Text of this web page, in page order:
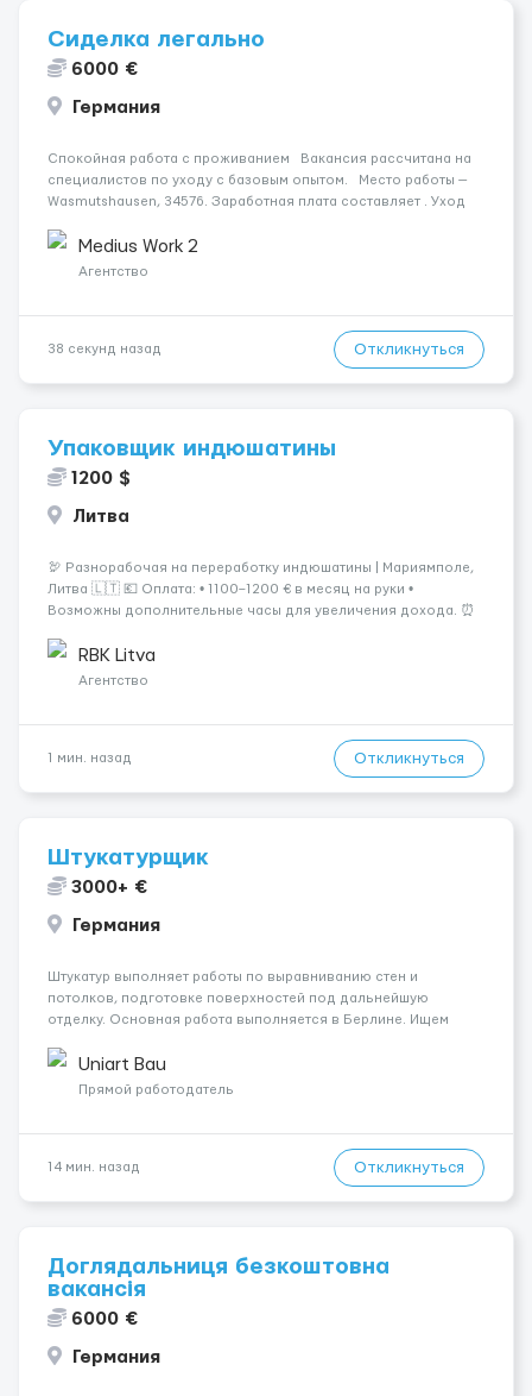
Сиделка легально
6000 €
Германия
Спокойная работа с проживанием Вакансия рассчитана на
специалистов по уходу с базовым опытом. Место работы —
Wasmutshausen, 34576. Заработная плата составляет . Уход
Мобільний на візку (потрібна допомога при ...
Medius Work 2
Агентство
38 секунд назад Откликнуться
Упаковщик индюшатины
1200 $
Литва
🦃 Разнорабочая на переработку индюшатины | Мариямполе,
Литва 🇱🇹 💶 Оплата: • 1100–1200 € в месяц на руки •
Возможны дополнительные часы для увеличения дохода. ⏰
с 06:00 (иногда с 07:00...
RBK Litva
Агентство
1 мин. назад Откликнуться
Штукатурщик
3000+ €
Германия
Штукатур выполняет работы по выравниванию стен и
потолков, подготовке поверхностей под дальнейшую
отделку. Основная работа выполняется в Берлине. Ищем
специалистов с подтверждённым опытом и портфолио.
Обязанности Подготовка оснований ...
Uniart Bau
Прямой работодатель
14 мин. назад Откликнуться
Доглядальниця безкоштовна
вакансія
6000 €
Германия